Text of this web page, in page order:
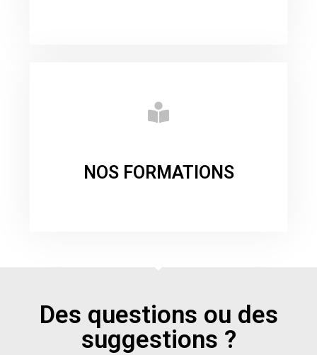
NOS FORMATIONS
Des questions ou des
suggestions ?